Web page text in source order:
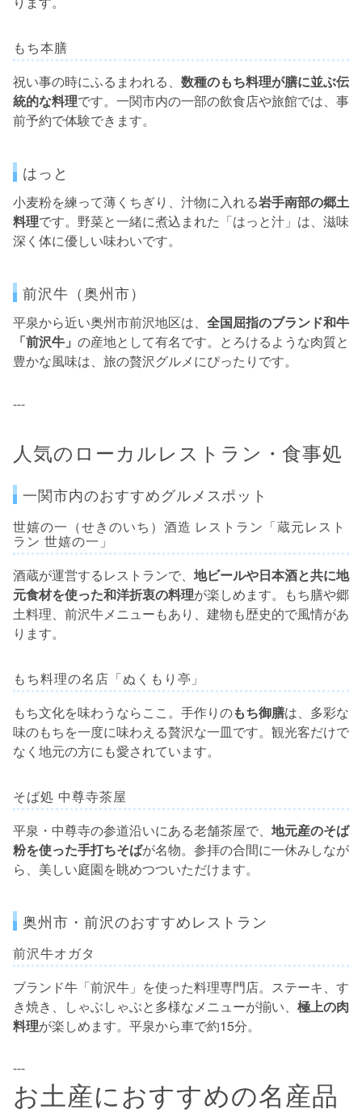
もち本膳
祝い事の時にふるまわれる、 数種のもち料理が膳に並ぶ伝
統的な料理です。一関市内の一部の飲食店や旅館では、事
前予約で体験できます。
はっと
小麦粉を練って薄くちぎり、汁物に入れる岩手南部の郷土
料理です。野菜と一緒に煮込まれた「はっと汁」は、滋味
深く体に優しい味わいです。
前沢牛（奥州市）
平泉から近い奥州市前沢地区は、 全国屈指のブランド和牛
「前沢牛」 の産地として有名です。とろけるような肉質と
豊かな風味は、旅の贅沢グルメにぴったりです。
---
人気のローカルレストラン・食事処
一関市内のおすすめグルメスポット
世嬉の一（せきのいち）酒造 レストラン「蔵元レスト
ラン 世嬉の一」
酒蔵が運営するレストランで、 地ビールや日本酒と共に地
元食材を使った和洋折衷の料理が楽しめます。もち膳や郷
土料理、前沢牛メニューもあり、建物も歴史的で風情があ
ります。
もち料理の名店「ぬくもり亭」
もち文化を味わうならここ。手作りのもち御膳は、多彩な
味のもちを一度に味わえる贅沢な一皿です。観光客だけで
なく地元の方にも愛されています。
そば処 中尊寺茶屋
平泉・中尊寺の参道沿いにある老舗茶屋で、 地元産のそば
粉を使った手打ちそばが名物。参拝の合間に一休みしなが
ら、美しい庭園を眺めつついただけます。
奥州市・前沢のおすすめレストラン
前沢牛オガタ
ブランド牛「前沢牛」を使った料理専門店。ステーキ、す
き焼き、しゃぶしゃぶと多様なメニューが揃い、 極上の肉
料理が楽しめます。平泉から車で約15分。
---
お土産におすすめの名産品